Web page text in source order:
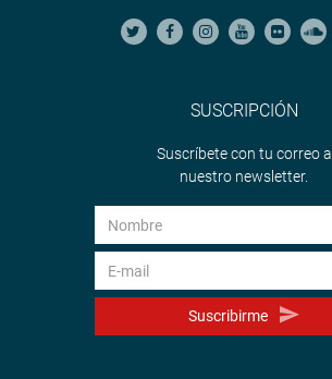
SUSCRIPCIÓN
Suscríbete con tu correo a
nuestro newsletter.
Suscribirme